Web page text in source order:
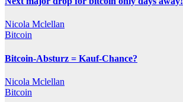
Nicola Mclellan
Bitcoin
Bitcoin-Absturz = Kauf-Chance?
Nicola Mclellan
Bitcoin